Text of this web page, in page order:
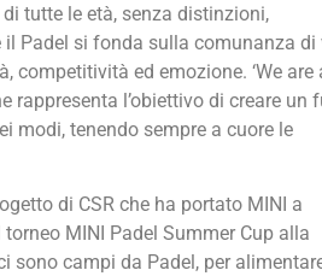
tutte le età, senza distinzioni,
il Padel si fonda sulla comunanza di
competitività ed emozione. ‘We are
rappresenta l’obiettivo di creare un
modi, tenendo sempre a cuore le
di CSR che ha portato MINI a
MINI Padel Summer Cup alla
sono campi da Padel, per